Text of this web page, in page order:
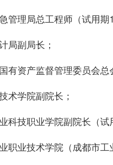
管理局总工程师（试用期
局副局长；
有资产监督管理委员会总
术学院副院长；
科技职业学院副院长（试
职业技术学院（成都市